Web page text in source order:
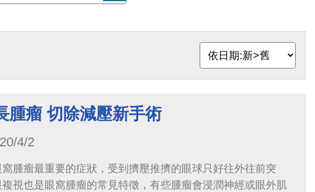
腫瘤 切除減壓新手術
4/2
腫瘤最重要的症狀，受到擠壓推擠的眼球只好往外往前突
複視也是眼窩腫瘤的常見特徵，有些腫瘤會浸潤神經或眼外肌